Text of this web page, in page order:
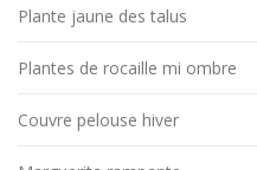
Plante jaune des talus
Plantes de rocaille mi ombre
Couvre pelouse hiver